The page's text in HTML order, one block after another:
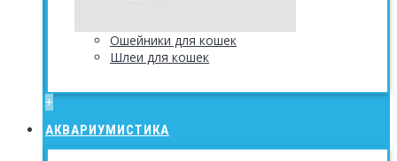
Ошейники для кошек
Шлеи для кошек
+
АКВАРИУМИСТИКА